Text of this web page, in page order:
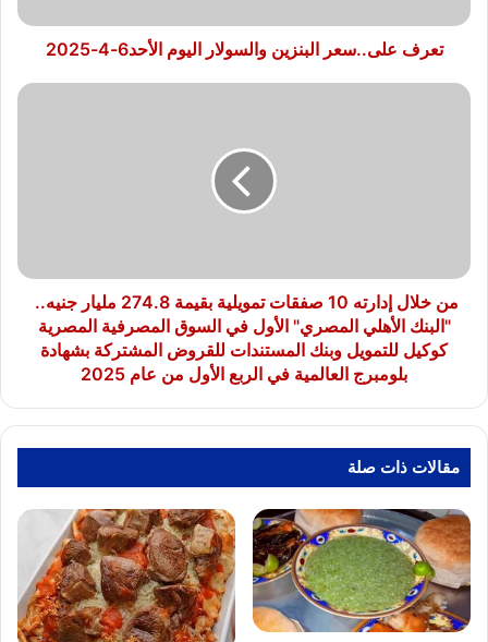
تعرف على..سعر البنزين والسولار اليوم الأحد6-4-2025
من
مليار
جنيه..
"البنك
الأهلي
في
المصرفية
للتمويل
وبنك
المستندات
للقروض
المشتركة
من خلال إدارته 10 صفقات تمويلية بقيمة 274.8 مليار جنيه..
"البنك الأهلي المصري" الأول في السوق المصرفية المصرية
كوكيل للتمويل وبنك المستندات للقروض المشتركة بشهادة
بلومبرج العالمية في الربع الأول من عام 2025
مقالات ذات صلة